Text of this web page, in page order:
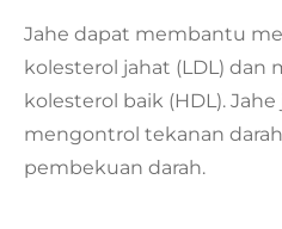
Jahe dapat membantu
kolesterol jahat (LDL) dan
kolesterol baik (HDL).
mengontrol tekanan
pembekuan darah.